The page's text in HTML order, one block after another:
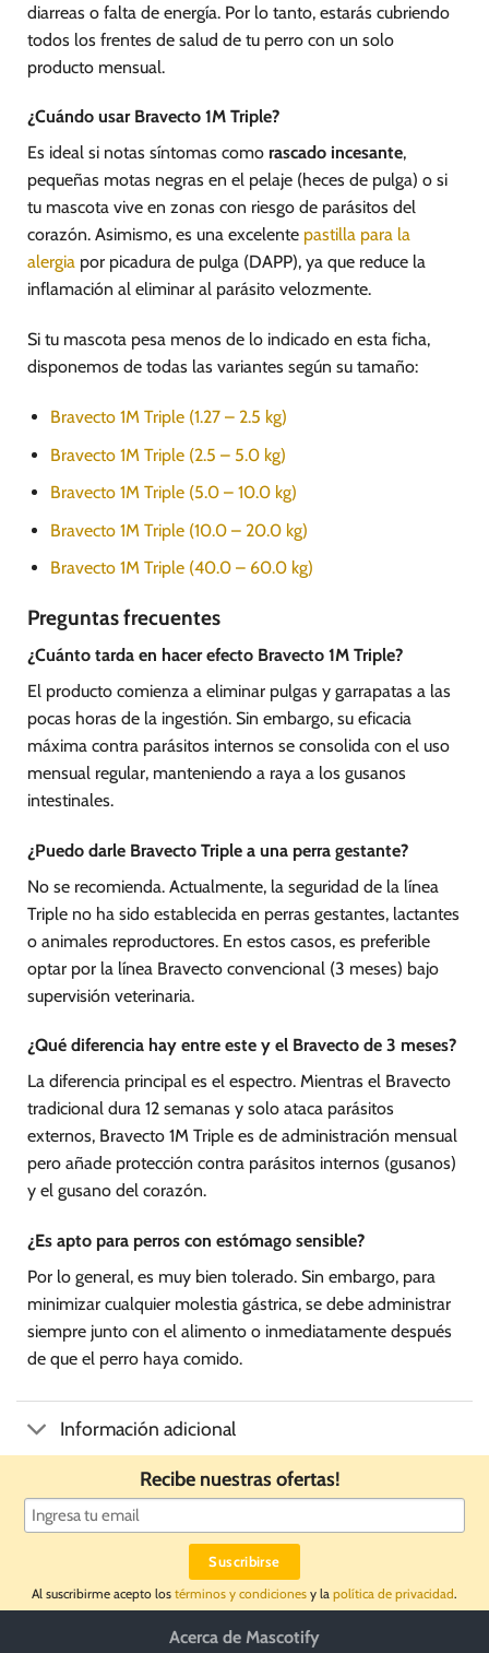
diarreas o falta de energía. Por lo tanto, estarás cubriendo
todos los frentes de salud de tu perro con un solo
producto mensual.
¿Cuándo usar Bravecto 1M Triple?
Es ideal si notas síntomas como rascado incesante,
pequeñas motas negras en el pelaje (heces de pulga) o si
tu mascota vive en zonas con riesgo de parásitos del
corazón. Asimismo, es una excelente pastilla para la
alergia por picadura de pulga (DAPP), ya que reduce la
inflamación al eliminar al parásito velozmente.
Si tu mascota pesa menos de lo indicado en esta ficha,
disponemos de todas las variantes según su tamaño:
Bravecto 1M Triple (1.27 – 2.5 kg)
Bravecto 1M Triple (2.5 – 5.0 kg)
Bravecto 1M Triple (5.0 – 10.0 kg)
Bravecto 1M Triple (10.0 – 20.0 kg)
Bravecto 1M Triple (40.0 – 60.0 kg)
Preguntas frecuentes
¿Cuánto tarda en hacer efecto Bravecto 1M Triple?
El producto comienza a eliminar pulgas y garrapatas a las
pocas horas de la ingestión. Sin embargo, su eficacia
máxima contra parásitos internos se consolida con el uso
mensual regular, manteniendo a raya a los gusanos
intestinales.
¿Puedo darle Bravecto Triple a una perra gestante?
No se recomienda. Actualmente, la seguridad de la línea
Triple no ha sido establecida en perras gestantes, lactantes
o animales reproductores. En estos casos, es preferible
optar por la línea Bravecto convencional (3 meses) bajo
supervisión veterinaria.
¿Qué diferencia hay entre este y el Bravecto de 3 meses?
La diferencia principal es el espectro. Mientras el Bravecto
tradicional dura 12 semanas y solo ataca parásitos
externos, Bravecto 1M Triple es de administración mensual
pero añade protección contra parásitos internos (gusanos)
y el gusano del corazón.
¿Es apto para perros con estómago sensible?
Por lo general, es muy bien tolerado. Sin embargo, para
minimizar cualquier molestia gástrica, se debe administrar
siempre junto con el alimento o inmediatamente después
de que el perro haya comido.
Información adicional
Recibe nuestras ofertas!
Al suscribirme acepto los términos y condiciones y la política de privacidad.
Acerca de Mascotify